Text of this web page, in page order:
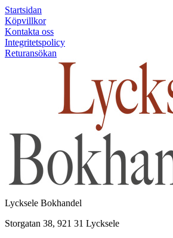
Startsidan
Köpvillkor
Kontakta oss
Integritetspolicy
Returansökan
Lycksele Bokhandel
Storgatan 38, 921 31 Lycksele